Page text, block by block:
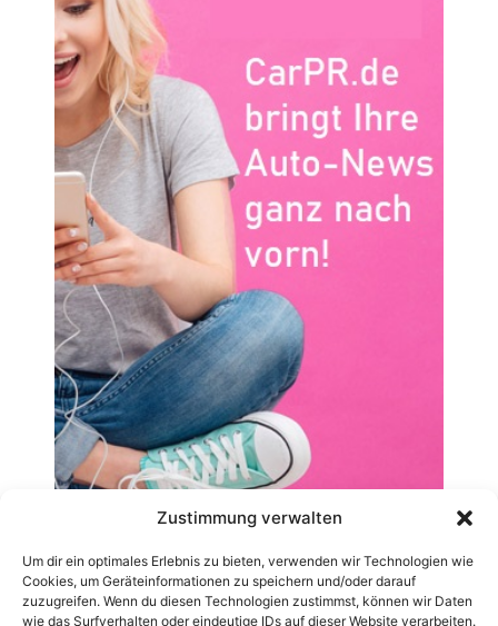
Zustimmung verwalten
Um dir ein optimales Erlebnis zu bieten, verwenden wir Technologien wie
Cookies, um Geräteinformationen zu speichern und/oder darauf
zuzugreifen. Wenn du diesen Technologien zustimmst, können wir Daten
wie das Surfverhalten oder eindeutige IDs auf dieser Website verarbeiten.